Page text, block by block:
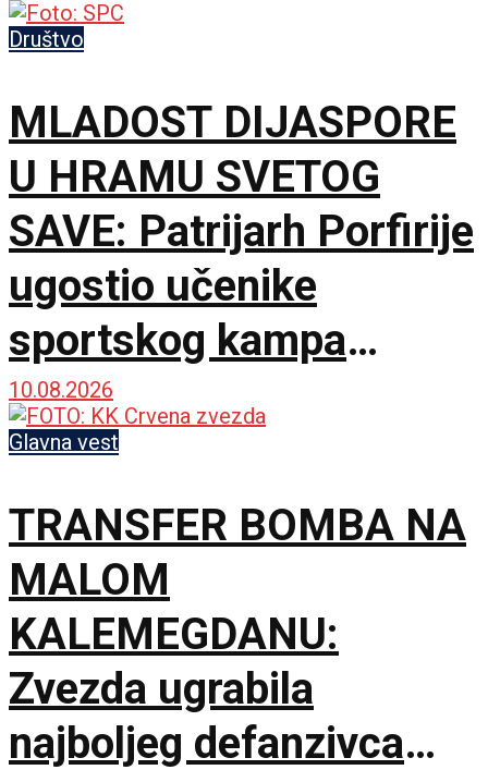
Društvo
MLADOST DIJASPORE
U HRAMU SVETOG
SAVE: Patrijarh Porfirije
ugostio učenike
sportskog kampa
„Srbija te zove”
10.08.2026
Glavna vest
TRANSFER BOMBA NA
MALOM
KALEMEGDANU:
Zvezda ugrabila
najboljeg defanzivca